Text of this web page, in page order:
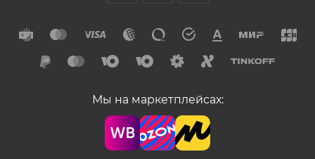
Мы на маркетплейсах: